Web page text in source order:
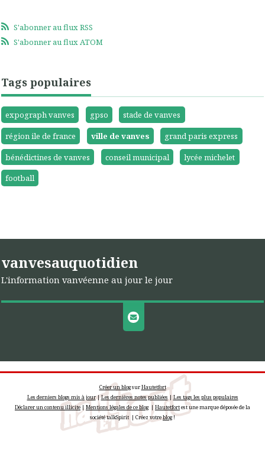
S'abonner au flux RSS
S'abonner au flux ATOM
Tags populaires
expograph vanves gpso
stade de vanves
région ile de france
ville de vanves
grand paris express
bénédictines de vanves
conseil municipal
lycée michelet
football
vanvesauquotidien
L'information vanvéenne au jour le jour
Créer un blogsurHautetfort
Les derniers blogs mis à jour|Les dernières notes publiées |Les tags les plus populaires
Déclarer un contenu illicite|Mentions légales de ce blog| Hautetfortest une marque déposée de la
société talkSpirit | Créez votreblog!